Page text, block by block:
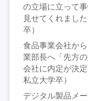
の立場に立って
見せてくれまし
卒）
食品事業会社か
業部長へ「先方
会社に内定が決
私立大学卒）
デジタル製品メ